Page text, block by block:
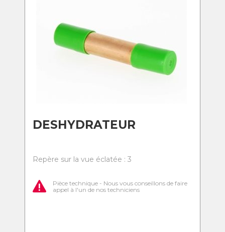
DESHYDRATEUR
Repère sur la vue éclatée : 3
Pièce technique - Nous vous conseillons de faire
appel à l'un de nos techniciens